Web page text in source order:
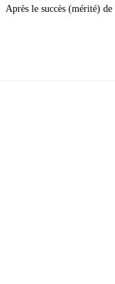
Après le succès (mérité)